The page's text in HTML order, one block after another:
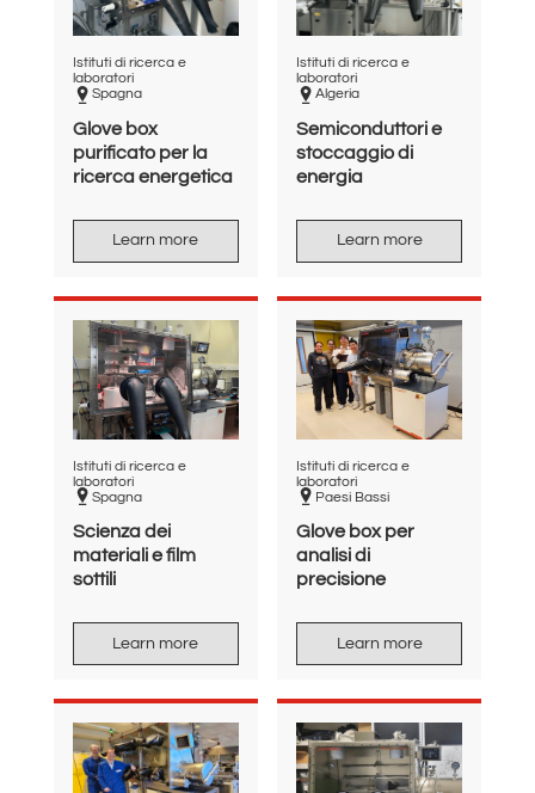
Istituti di ricerca e
laboratori
Spagna
Glove box
purificato per la
ricerca energetica
Learn more
Istituti di ricerca e
laboratori
Algeria
Semiconduttori e
stoccaggio di
energia
Learn more
Istituti di ricerca e
laboratori
Spagna
Scienza dei
materiali e film
sottili
Learn more
Istituti di ricerca e
laboratori
Paesi Bassi
Glove box per
analisi di
precisione
Learn more